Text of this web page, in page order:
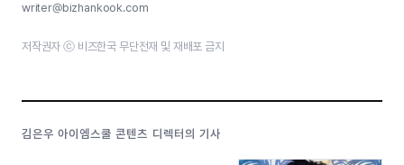
writer@bizhankook.com
저작권자 ⓒ 비즈한국 무단전재 및 재배포 금지
김은우 아이엠스쿨 콘텐츠 디렉터의 기사